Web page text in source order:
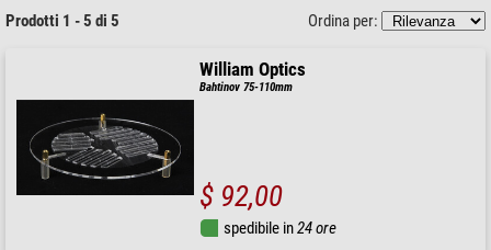
Prodotti 1 - 5 di 5 Ordina per:
William Optics
Bahtinov 75-110mm
$ 92,00
spedibile in24 ore